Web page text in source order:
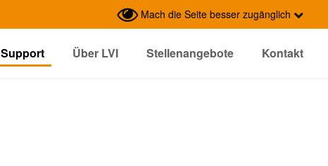
Mach die Seite besser zugänglich
Support Über LVI Stellenangebote
Kontakt